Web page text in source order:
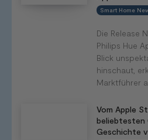
Smart Home
Die Release
Philips Hue
Blick
hinschaut,
Marktführer
Vom Apple
beliebtesten
Geschichte